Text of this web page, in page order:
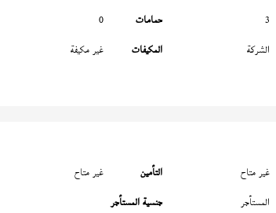
3 حمامات
0
الشركة المكيفات
غير مكيفة
غير متاح التأمين
غير متاح
المستأجر جنسية المستأجر